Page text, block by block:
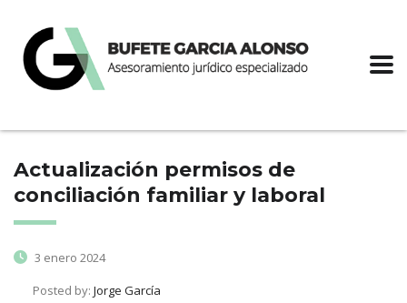
Actualización permisos de
conciliación familiar y laboral
3 enero 2024
Posted by: Jorge García